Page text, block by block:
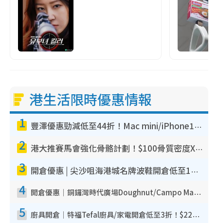
港生活限時優惠情報
1 豐澤優惠勁減低至44折！Mac mini/iPhone17Pro大減價！廚房家電$220起
2 港大推賽馬會強化骨骼計劃！$100骨質密度X光檢查 完成免費運動訓練送超市禮券！附參加資格
3 開倉優惠 | 尖沙咀海港城名牌波鞋開倉低至1折！On鞋$899起／Joy&Peace鞋履$98起
4 開倉優惠｜銅鑼灣時代廣場Doughnut/Campo Marzio開倉低至1折！背囊、書包、手袋劈價$200起
5 廚具開倉｜特福Tefal廚具/家電開倉低至3折！$220起買平底鍋/炒鑊/湯煲！電飯煲/吸塵機/燙斗$418起